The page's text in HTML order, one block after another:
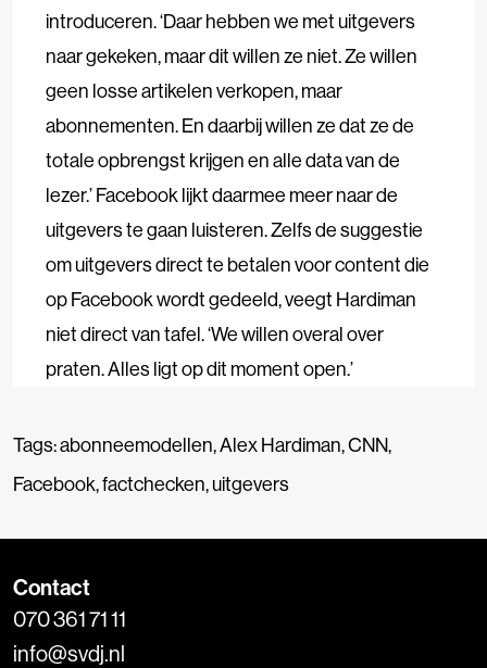
introduceren. ‘Daar hebben we met uitgevers
naar gekeken, maar dit willen ze niet. Ze willen
geen losse artikelen verkopen, maar
abonnementen. En daarbij willen ze dat ze de
totale opbrengst krijgen en alle data van de
lezer.’Facebook lijkt daarmee meer naar de
uitgevers te gaan luisteren. Zelfs de suggestie
om uitgevers direct te betalen voor content die
op Facebook wordt gedeeld, veegt Hardiman
niet direct van tafel. ‘We willen overal over
praten. Alles ligt op dit moment open.’
Tags:abonneemodellen,Alex Hardiman,CNN,
Facebook,factchecken,uitgevers
Contact
070 361 71 11
info@svdj.nl